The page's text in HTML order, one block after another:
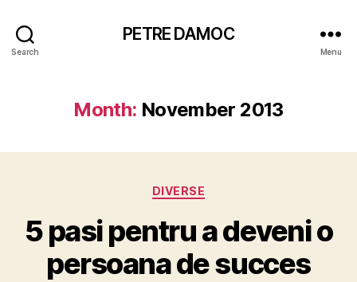
Search
PETRE DAMOC
Menu
Month: November 2013
Categories
DIVERSE
5 pasi pentru a deveni o
persoana de succes